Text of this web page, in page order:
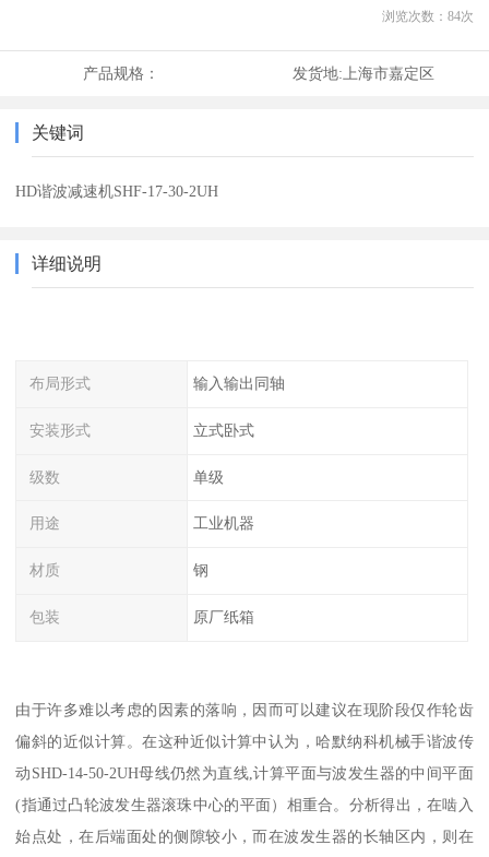
浏览次数： 84次
产品规格： 发货地: 上海市嘉定区
关键词
HD谐波减速机SHF-17-30-2UH
详细说明
布局形式 输入输出同轴
安装形式 立式卧式
级数 单级
用途 工业机器
材质 钢
包装 原厂纸箱
由于许多难以考虑的因素的落响，因而可以建议在现阶段仅作轮齿
偏斜的近似计算。在这种近似计算中认为，哈默纳科机械手谐波传
动SHD-14-50-2UH母线仍然为直线,计算平面与波发生器的中间平面
(指通过凸轮波发生器滚珠中心的平面）相重合。分析得出，在啮入
始点处，在后端面处的侧隙较小，而在波发生器的长轴区内，则在